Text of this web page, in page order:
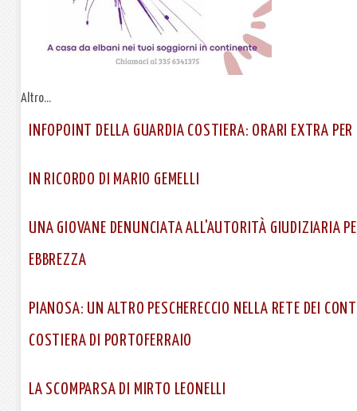
Altro...
INFOPOINT DELLA GUARDIA COSTIERA: ORARI EXTRA
IN RICORDO DI MARIO GEMELLI
UNA GIOVANE DENUNCIATA ALL'AUTORITÀ GIUDIZIARIA
EBBREZZA
PIANOSA: UN ALTRO PESCHERECCIO NELLA RETE DEI
COSTIERA DI PORTOFERRAIO
LA SCOMPARSA DI MIRTO LEONELLI